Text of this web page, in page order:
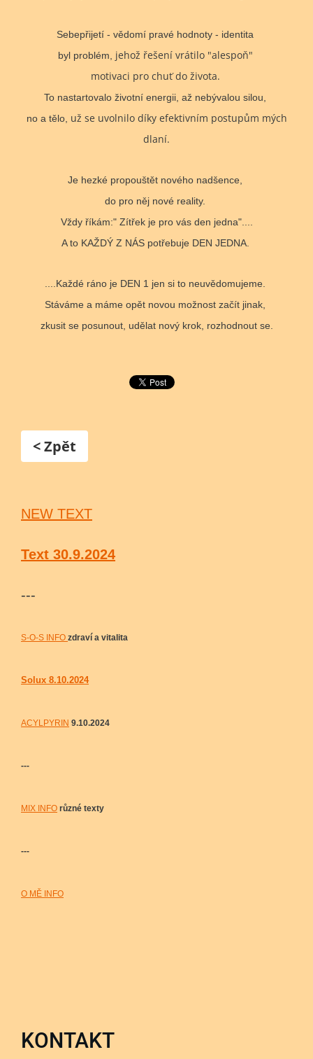
Sebepřijetí - vědomí pravé hodnoty - identita
byl problém, jehož řešení vrátilo "alespoň"
motivaci pro chuť do života.
To nastartovalo životní energii, až nebývalou silou,
no a tělo, už se uvolnilo díky efektivním postupům mých
dlaní.
Je hezké propouštět nového nadšence,
do pro něj nové reality.
Vždy říkám:" Zítřek je pro vás den jedna"....
A to KAŽDÝ Z NÁS potřebuje DEN JEDNA.
....Každé ráno je DEN 1 jen si to neuvědomujeme.
Stáváme a máme opět novou možnost začít jinak,
zkusit se posunout, udělat nový krok, rozhodnout se.
< Zpět
NEW TEXT
Text 30.9.2024
---
S-O-S INFO zdraví a vitalita
Solux 8.10.2024
ACYLPYRIN 9.10.2024
---
MIX INFO různé texty
---
O MĚ INFO
KONTAKT